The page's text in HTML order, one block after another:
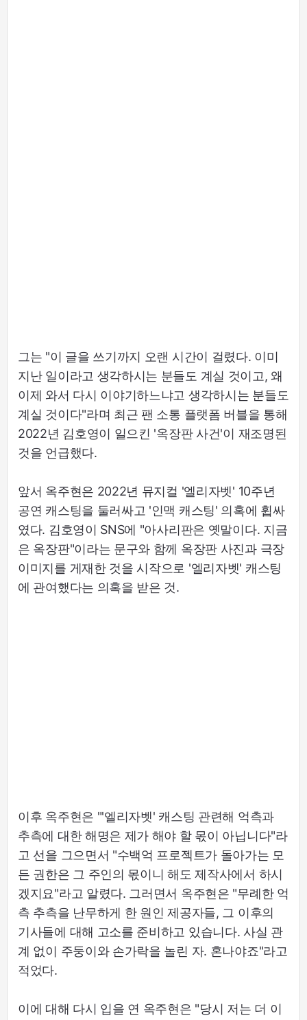
그는 "이 글을 쓰기까지 오랜 시간이 걸렸다. 이미
지난 일이라고 생각하시는 분들도 계실 것이고, 왜
이제 와서 다시 이야기하느냐고 생각하시는 분들도
계실 것이다"라며 최근 팬 소통 플랫폼 버블을 통해
2022년 김호영이 일으킨 '옥장판 사건'이 재조명된
것을 언급했다.
앞서 옥주현은 2022년 뮤지컬 '엘리자벳' 10주년
공연 캐스팅을 둘러싸고 '인맥 캐스팅' 의혹에 휩싸
였다. 김호영이 SNS에 "아사리판은 옛말이다. 지금
은 옥장판"이라는 문구와 함께 옥장판 사진과 극장
이미지를 게재한 것을 시작으로 '엘리자벳' 캐스팅
에 관여했다는 의혹을 받은 것.
이후 옥주현은 "'엘리자벳' 캐스팅 관련해 억측과
추측에 대한 해명은 제가 해야 할 몫이 아닙니다"라
고 선을 그으면서 "수백억 프로젝트가 돌아가는 모
든 권한은 그 주인의 몫이니 해도 제작사에서 하시
겠지요"라고 알렸다. 그러면서 옥주현은 "무례한 억
측 추측을 난무하게 한 원인 제공자들, 그 이후의
기사들에 대해 고소를 준비하고 있습니다. 사실 관
계 없이 주둥이와 손가락을 놀린 자. 혼나야죠"라고
적었다.
이에 대해 다시 입을 연 옥주현은 "당시 저는 더 이